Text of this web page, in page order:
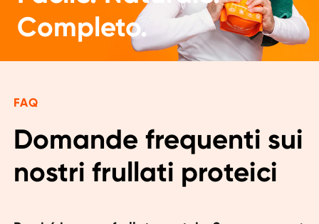
Completo.
FAQ
Domande frequenti sui
nostri frullati proteici